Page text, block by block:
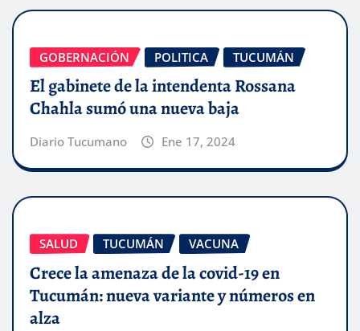
GOBERNACIÓN POLITICA TUCUMÁN
El gabinete de la intendenta Rossana
Chahla sumó una nueva baja
Diario Tucumano Ene 17, 2024
SALUD TUCUMÁN VACUNA
Crece la amenaza de la covid-19 en
Tucumán: nueva variante y números en
alza